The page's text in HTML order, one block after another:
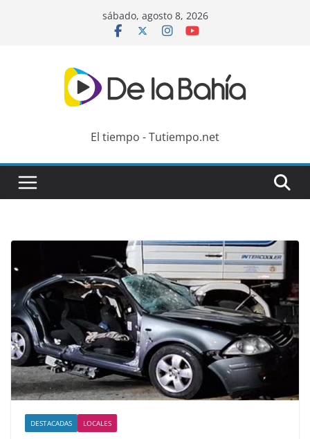
sábado, agosto 8, 2026
El tiempo - Tutiempo.net
DESTACADAS LOCALES